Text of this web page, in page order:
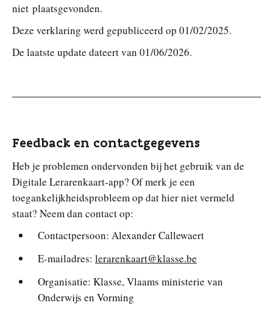
niet plaatsgevonden.
Deze verklaring werd gepubliceerd op 01/02/2025.
De laatste update dateert van 01/06/2026.
Feedback en contactgegevens
Heb je problemen ondervonden bij het gebruik van de
Digitale Lerarenkaart-app? Of merk je een
toegankelijkheidsprobleem op dat hier niet vermeld
staat? Neem dan contact op:
Contactpersoon: Alexander Callewaert
E-mailadres: lerarenkaart@klasse.be
Organisatie: Klasse, Vlaams ministerie van
Onderwijs en Vorming